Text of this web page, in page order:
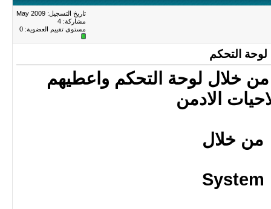
تاريخ التسجيل: May 2009
مشاركة: 4
مستوى تقييم العضوية: 0
التحكم
خلال لوحة التحكم واعطيهم
الادمن
من خلال
System